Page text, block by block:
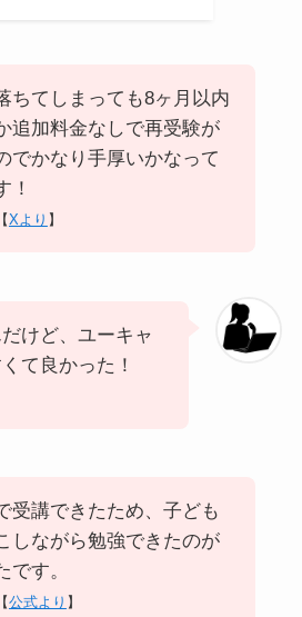
ちてしまっても8ヶ月以内
追加料金なしで再受験が
でかなり手厚いかなって
！
Xより 】
けど、ユーキャ
て良かった！
受講できたため、子ども
しながら勉強できたのが
です。
公式より 】